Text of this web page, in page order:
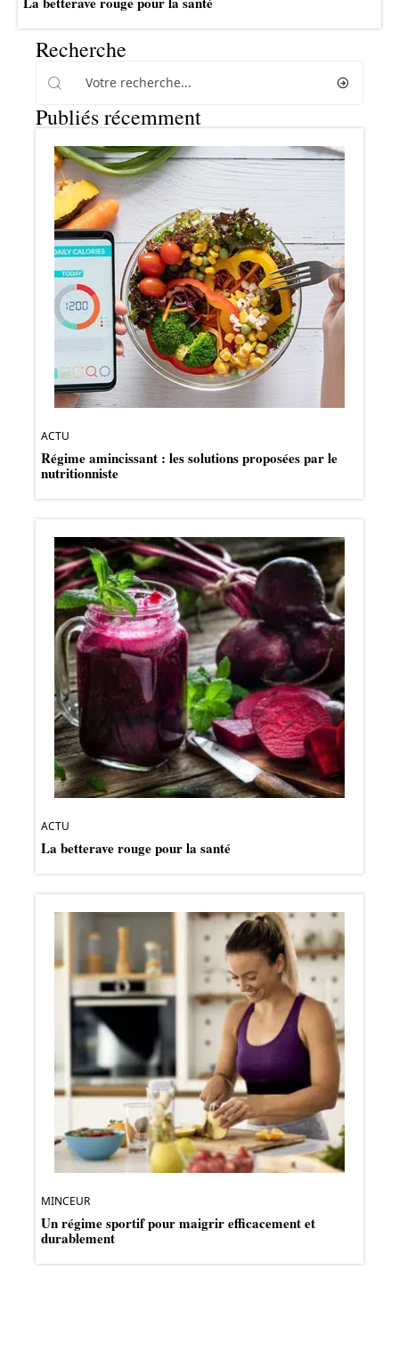
Recherche
Publiés récemment
ACTU
Régime amincissant : les solutions proposées par le
nutritionniste
ACTU
La betterave rouge pour la santé
MINCEUR
Un régime sportif pour maigrir efficacement et
durablement